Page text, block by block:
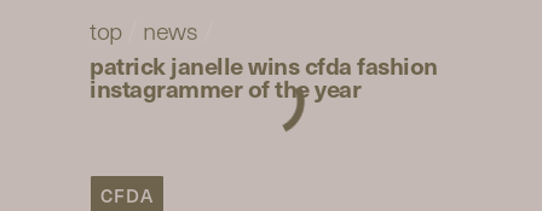
top/ news
patrick janelle wins cfda fashion
instagrammer of the year
CFDA